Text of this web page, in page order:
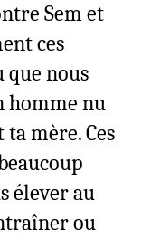
Sem et
ces
que nous
homme nu
ta mère.Ces
élever au
ou